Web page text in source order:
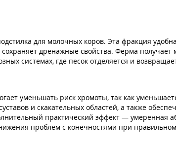
для молочных коров. Эта фракция
дренажные свойства. Ферма получает
системах, где песок отделяется и
уменьшать риск хромоты, так как
и скакательных областей, а также
практический эффект — умеренная
проблем с конечностями при